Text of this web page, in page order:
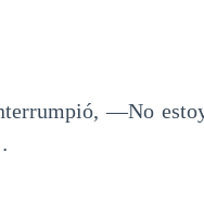
—No